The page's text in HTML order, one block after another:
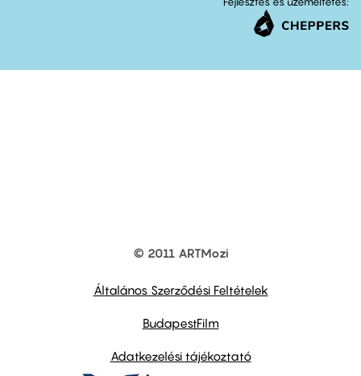
© 2011 ARTMozi
Általános Szerződési Feltételek
BudapestFilm
Adatkezelési tájékoztató